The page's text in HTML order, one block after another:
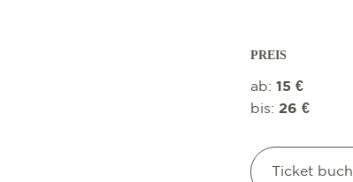
PREIS
ab: 15 €
bis: 26 €
Ticket